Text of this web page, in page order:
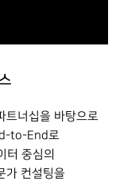
트너십을 바탕으로
to-End로
터 중심의
가 컨설팅을